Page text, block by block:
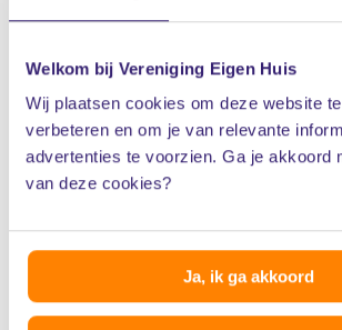
Welkom bij Vereniging Eigen Huis
Wij plaatsen cookies om deze website
verbeteren en om je van relevante
advertenties te voorzien. Ga je akkoord
van deze cookies?
Ja, ik ga akkoord
KVK-nummer van de VvE
Een KVK-nummer van 8 cijfers krijg je na
bij de Kamer van Koophandel. Vind je KVK-
Gegevens van je VvE
Kies een naam, adres, KVK-